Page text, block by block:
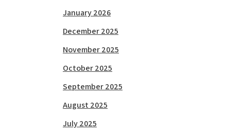
January 2026
December 2025
November 2025
October 2025
September 2025
August 2025
July 2025